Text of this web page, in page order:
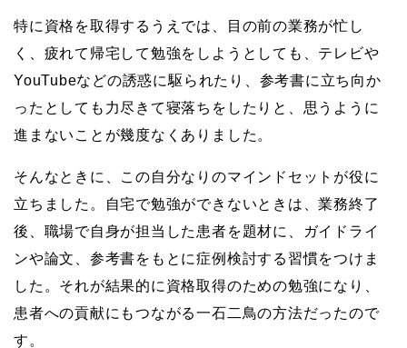
特に資格を取得するうえでは、目の前の業務が忙し
く、疲れて帰宅して勉強をしようとしても、テレビや
YouTubeなどの誘惑に駆られたり、参考書に立ち向か
ったとしても力尽きて寝落ちをしたりと、思うように
進まないことが幾度なくありました。
そんなときに、この自分なりのマインドセットが役に
立ちました。自宅で勉強ができないときは、業務終了
後、職場で自身が担当した患者を題材に、ガイドライ
ンや論文、参考書をもとに症例検討する習慣をつけま
した。それが結果的に資格取得のための勉強になり、
患者への貢献にもつながる一石二鳥の方法だったので
す。